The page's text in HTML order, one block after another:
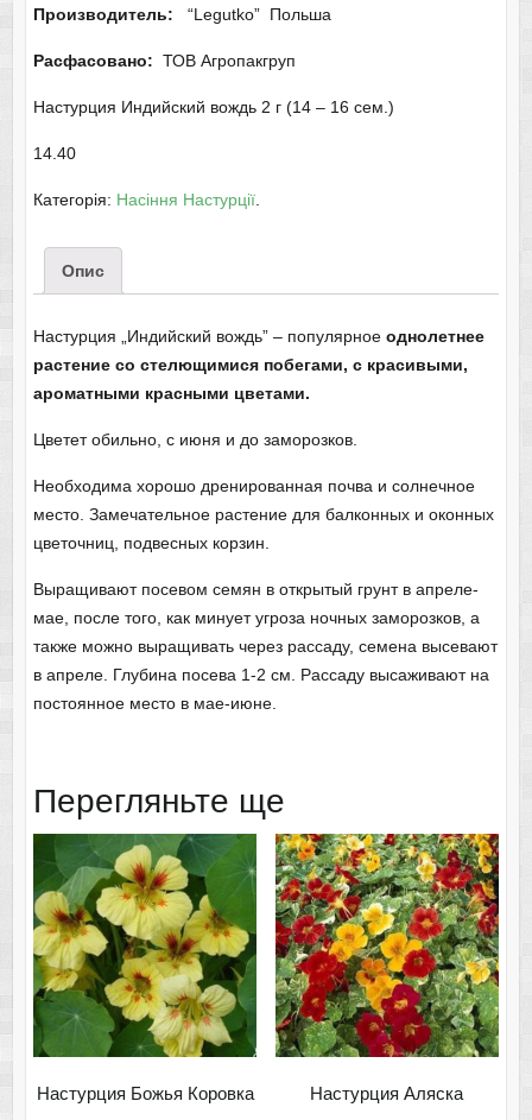
Производитель: “Legutko” Польша
Расфасовано: ТОВ Агропакгруп
Настурция Индийский вождь 2 г (14 – 16 сем.)
14.40
Категорія: Насіння Настурції.
Опис
Настурция „Индийский вождь” – популярное однолетнее
растение со стелющимися побегами, с красивыми,
ароматными красными цветами.
Цветет обильно, с июня и до заморозков.
Необходима хорошо дренированная почва и солнечное
место. Замечательное растение для балконных и оконных
цветочниц, подвесных корзин.
Выращивают посевом семян в открытый грунт в апреле-
мае, после того, как минует угроза ночных заморозков, а
также можно выращивать через рассаду, семена высевают
в апреле. Глубина посева 1-2 см. Рассаду высаживают на
постоянное место в мае-июне.
Перегляньте ще
Настурция Божья Коровка Настурция Аляска